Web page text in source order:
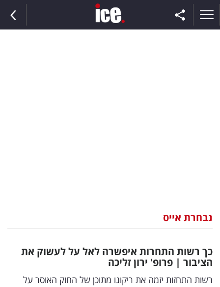
וצרכנות
דיגיטל
וטק
נבחרת אייס
כך רשות התחרות איפשרה לאל על לעשוק את
הציבור | פרופ' ירון זליכה
רשות התחזות יזמה את ריקונו מתוכן של החוק האוסר על